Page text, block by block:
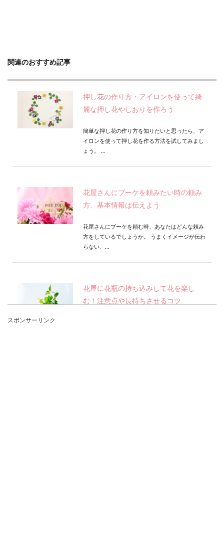
関連のおすすめ記事
押し花の作り方・アイロンを使って綺
麗な押し花やしおりを作ろう
簡単な押し花の作り方を知りたいと思ったら、ア
イロンを使って押し花を作る方法を試してみまし
ょう。 ...
花屋さんにブーケを頼みたい時の頼み
方、基本情報は伝えよう
花屋さんにブーケを頼む時、あなたはどんな頼み
方をしているでしょうか。 うまくイメージが伝わ
らない、...
花屋に花瓶の持ち込みして花を楽し
む！注意点や長持ちさせるコツ
スポンサーリンク